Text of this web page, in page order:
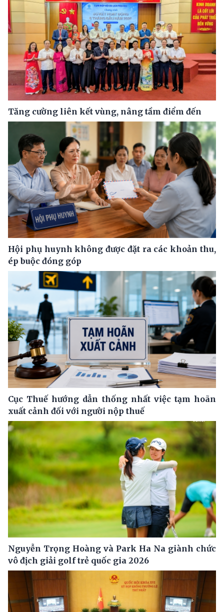
Tăng cường liên kết vùng, nâng tầm điểm đến
Hội phụ huynh không được đặt ra các khoản thu,
ép buộc đóng góp
Cục Thuế hướng dẫn thống nhất việc tạm hoãn
xuất cảnh đối với người nộp thuế
Nguyễn Trọng Hoàng và Park Ha Na giành chức
vô địch giải golf trẻ quốc gia 2026